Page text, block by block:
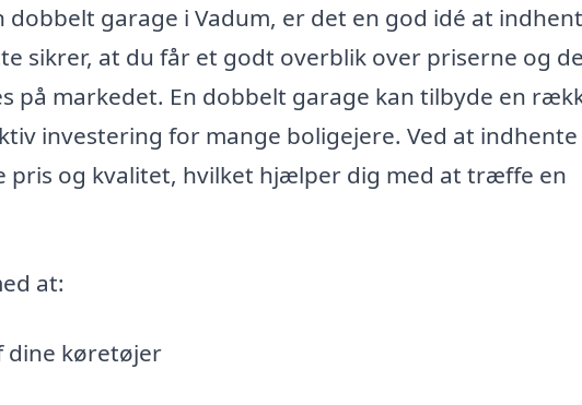
garage i Vadum, er det en god idé at
sikrer, at du får et godt overblik over priserne og
på markedet. En dobbelt garage kan tilbyde en
investering for mange boligejere. Ved at
pris og kvalitet, hvilket hjælper dig med at træffe en
at:
dine køretøjer